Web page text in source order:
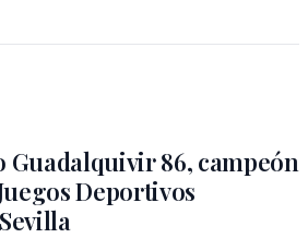
Guadalquivir 86, campeón
Deportivos